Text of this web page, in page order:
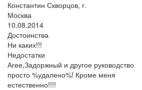
Константин Скворцов, г.
Москва
10.08.2014
Достоинства
Ни каких!!!
Недостатки
Агее,Задоржный и другое руководство
просто %удалено%! Кроме меня
естественно!!!!